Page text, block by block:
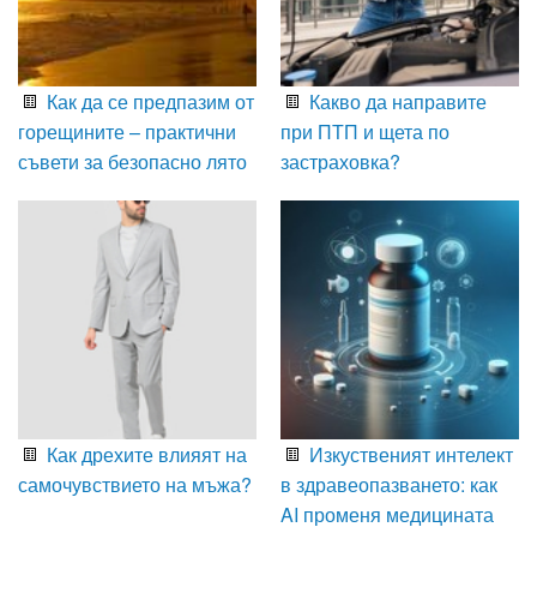
Как да се предпазим от
горещините – практични
съвети за безопасно лято
Какво да направите
при ПТП и щета по
застраховка?
Как дрехите влияят на
самочувствието на мъжа?
Изкуственият интелект
в здравеопазването: как
AI променя медицината